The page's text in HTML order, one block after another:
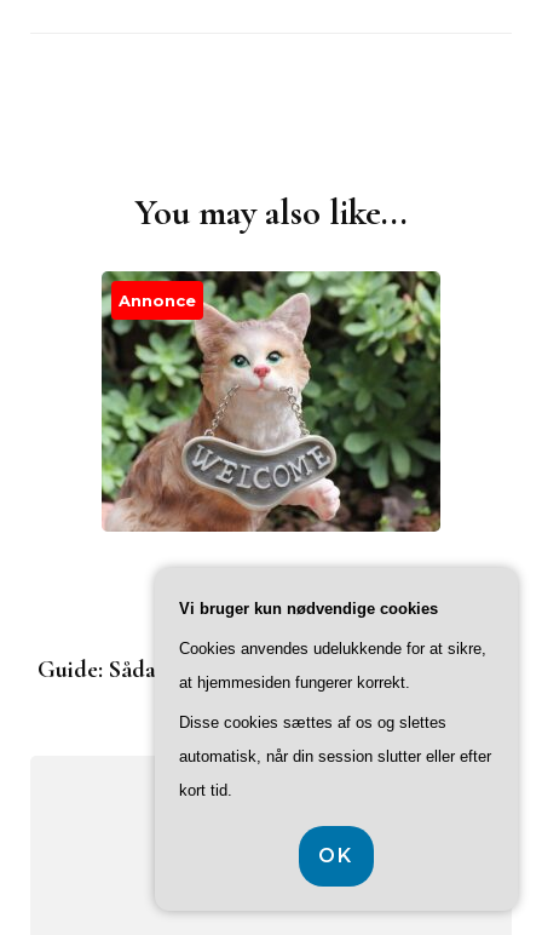
You may also like...
Annonce
Guide: Sådan vælger du den rigtige dørstopper
til din dør
Vi bruger kun nødvendige cookies
Cookies anvendes udelukkende for at sikre,
at hjemmesiden fungerer korrekt.
Disse cookies sættes af os og slettes
automatisk, når din session slutter eller efter
kort tid.
OK